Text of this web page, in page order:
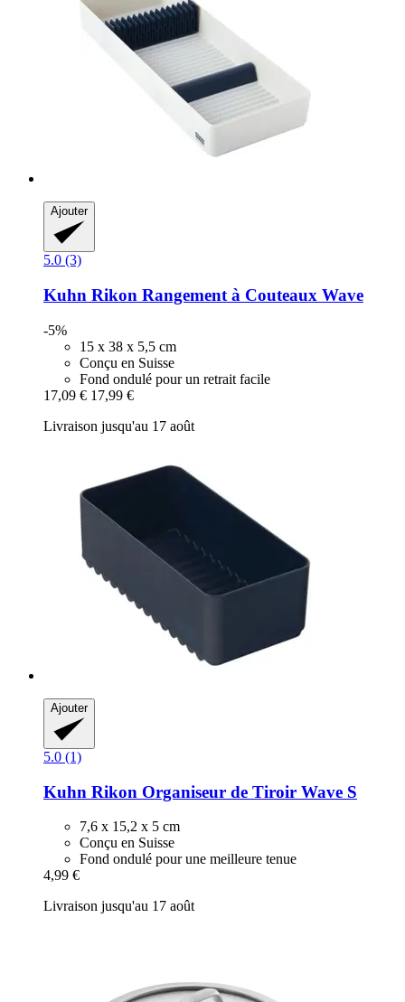
Ajouter
5.0 (3)
Kuhn Rikon Rangement à Couteaux Wave
-5%
15 x 38 x 5,5 cm
Conçu en Suisse
Fond ondulé pour un retrait facile
17,09 € 17,99 €
Livraison jusqu'au 17 août
Ajouter
5.0 (1)
Kuhn Rikon Organiseur de Tiroir Wave S
7,6 x 15,2 x 5 cm
Conçu en Suisse
Fond ondulé pour une meilleure tenue
4,99 €
Livraison jusqu'au 17 août